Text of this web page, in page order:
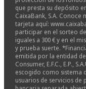
que presta su depósito
CaixaBank, S.A.
tarjeta aquí:
participar en el sorteo
iguales a 300 € y en el
y prueba suerte.
emitida por la entidad
Consumer, E.F.C., E.P.,
escogido como sistema
usuarios de servicios de